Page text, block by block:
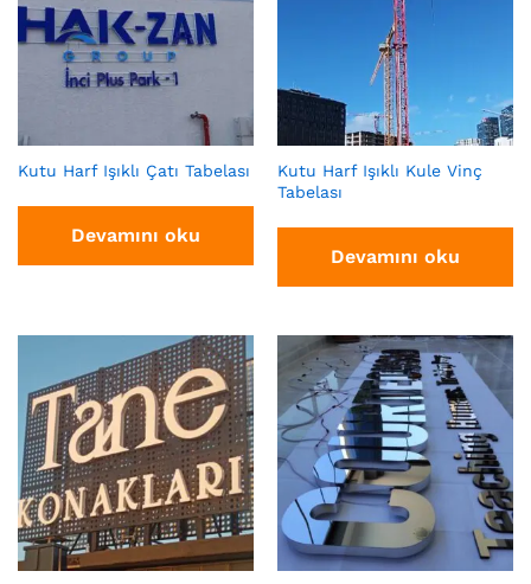
Kutu Harf Işıklı Çatı Tabelası
Devamını oku
Kutu Harf Işıklı Kule Vinç
Tabelası
Devamını oku